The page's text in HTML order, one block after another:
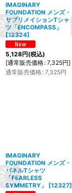
IMAGINARY
FOUNDATION メンズ・
サブリメイションTシャ
ツ「ENCOMPASS」
[12324]
5,128円(税込)
[通常販売価格: 7,325円]
通常販売価格: 7,325円
IMAGINARY
FOUNDATION メンズ・
パネルTシャツ
「FEARLESS
SYMMETRY」
[12327]